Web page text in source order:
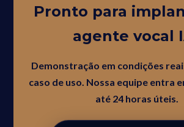
Pronto para
agente vocal
Demonstração em condições
caso de uso. Nossa equipe entra
até 24 horas úteis.